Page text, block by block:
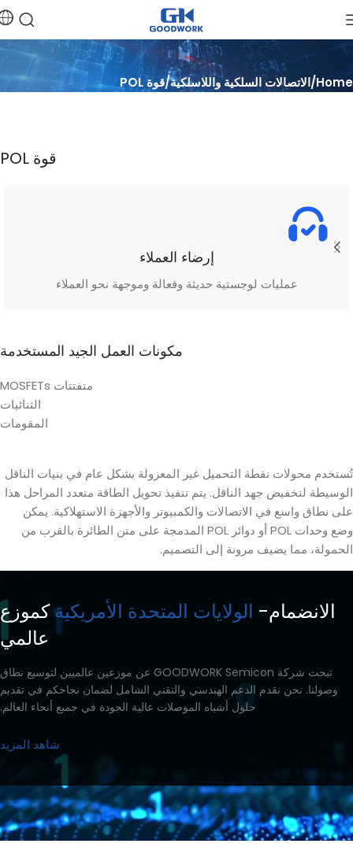
Home الاتصالات السلكية واللاسلكية قوة POL
قوة POL
إرضاء العملاء
عمليات لوجستية حديثة وفعالة وموجهة نحو العملاء
مكونات العمل الجيد المستخدمة
متفتتات MOSFETs
الثنائيات
المقومات
تُستخدم محولات نقطة التحميل غير المعزولة بشكل عام في بنيات الناقل
الوسيطة لتخفيض جهد الناقل. يتم تنفيذ تحويل الطاقة متعدد المراحل هذا
على نطاق واسع في الاتصالات والكمبيوتر والأجهزة الاستهلاكية. يمكن
وضع وحدات POL أو دوائر POL المدمجة على متن الطائرة بالقرب من
الحمولة، مما يضيف مرونة إلى التصميم.
الانضمام- الولايات المتحدة الأمريكيةكموزع
عالمي
تبحث شركة GOODWORK Semicon عن موزعين عالميين لتوسيع نطاق
وصولنا. نحن نقدم الدعم الهندسي والتقني الشامل لضمان نجاحكم في تقديم
حلول أشباه الموصلات عالية الجودة في جميع أنحاء العالم.
شاهد المزيد